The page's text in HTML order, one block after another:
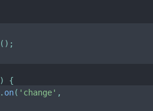
( ) ;
)
{
. on( 'change' ,